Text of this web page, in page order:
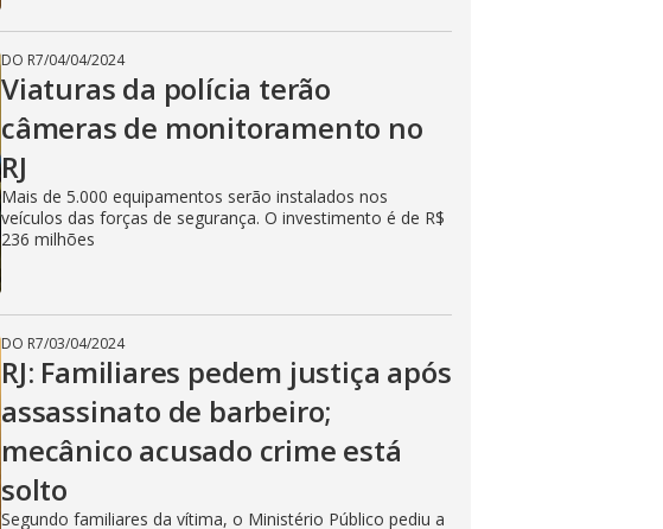
DO R7/04/04/2024
Viaturas da polícia terão
câmeras de monitoramento no
RJ
Mais de 5.000 equipamentos serão instalados nos
veículos das forças de segurança. O investimento é de R$
236 milhões
DO R7/03/04/2024
RJ: Familiares pedem justiça após
assassinato de barbeiro;
mecânico acusado crime está
solto
Segundo familiares da vítima, o Ministério Público pediu a